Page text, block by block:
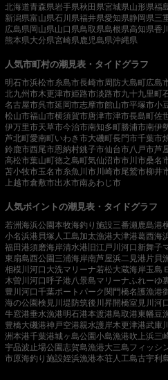
北海道青森県岩手県秋田県宮城県山形県福
新潟県富山県石川県福井県愛知県静岡県三
広島県岡山県山口県鳥取県島根県高知県香
熊本県大分県宮崎県鹿児島県沖縄県
人気市町村の潮見表・タイドグラフ
明石市浜松市糸島市長崎市周防大島町広島
北九州市木更津市姫路市淡路市九十九里町
名古屋市呉市延岡市志摩市館山市平塚市小
松山市福山市横須賀市唐津市津市長島町佐
伊万里市天草市今治市南知多町勝浦市南伊
芦北町愛南町いわき市大磯町長門市千葉市
鈴鹿市西尾市恩納村銚子市仙台市八戸市芦
高松市葉山町徳之島町気仙沼市市川市桑名
苫小牧市玉名市糸魚川市川崎市尾鷲市柳井
上越市倉敷市出水市南あわじ市
人気ポイントの潮見表・タイドグラフ
若洲海浜公園本牧海釣り施設三番瀬鹿島港
小名浜港 貝塚人工島加太漁港大津港葛西海
福田港須磨海岸清水港 旧江戸川河口 新舞子
東扇島西公園三浦海岸南芦屋浜二見港 片貝
相模川河口 大洗マリーナ若松大蔵海岸玉島
木曽川河口呼子港八景島マリーナふれーゆ
豊川河口千葉ポートパーク関門橋名護漁港
海の公園検見川堤防筑後川昇開橋室見川河
牛窓港垂水漁港明石港本渡港鳥取港東幡豆
豊橋大磯港神戸空港親水護岸木更津港武庫
洲本港千葉港城ヶ島公園小島漁港吹上浜三
宇品波止場公園志賀島漁港大三島フィッシ
市原海釣り施設姪浜漁港本荘人工島古宇利